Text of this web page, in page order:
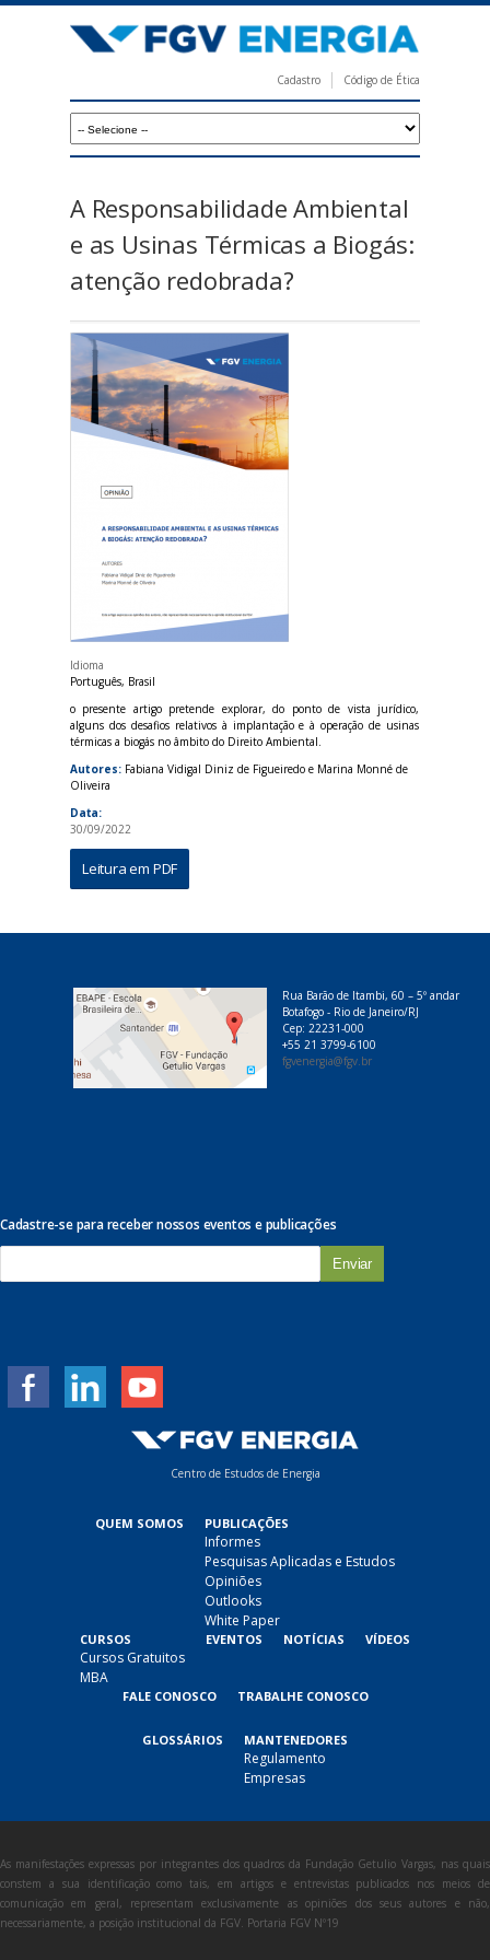
para
principal
V
e
r
g
a
Cadastro Código de Ética
A Responsabilidade Ambiental
e as Usinas Térmicas a Biogás:
atenção redobrada?
Idioma
Português, Brasil
o presente artigo pretende explorar, do ponto de vista jurídico,
alguns dos desafios relativos à implantação e à operação de usinas
térmicas a biogás no âmbito do Direito Ambiental.
Autores: Fabiana Vidigal Diniz de Figueiredo e Marina Monné de
Oliveira
Data:
30/09/2022
Leitura em PDF
Rua Barão de Itambi, 60 – 5º andar
Botafogo - Rio de Janeiro/RJ
Cep: 22231-000
+55 21 3799-6100
fgvenergia@fgv.br
Cadastre-se para receber nossos eventos e publicações
m
Centro de Estudos de Energia
QUEM SOMOS PUBLICAÇÕES
Informes
Pesquisas Aplicadas e Estudos
Opiniões
Outlooks
White Paper
CURSOS
Cursos Gratuitos
MBA
EVENTOS NOTÍCIAS VÍDEOS
FALE CONOSCO TRABALHE CONOSCO
GLOSSÁRIOS MANTENEDORES
Regulamento
Empresas
As manifestações expressas por integrantes dos quadros da Fundação Getulio Vargas, nas quais
constem a sua identificação como tais, em artigos e entrevistas publicados nos meios de
comunicação em geral, representam exclusivamente as opiniões dos seus autores e não,
necessariamente, a posição institucional da FGV. Portaria FGV Nº19